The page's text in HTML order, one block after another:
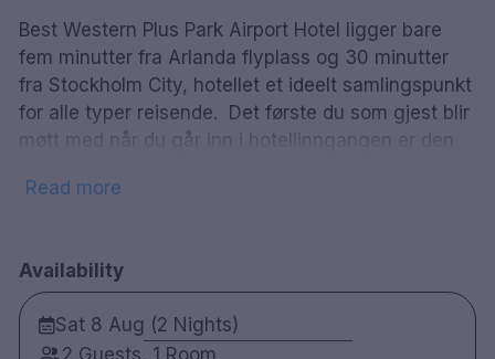
Best Western Plus Park Airport Hotel ligger bare
fem minutter fra Arlanda flyplass og 30 minutter
fra Stockholm City, hotellet et ideelt samlingspunkt
for alle typer reisende. Det første du som gjest blir
møtt med når du går inn i hotellinngangen er den
Dette er hjertet av hotellet, og her vil du dvele for å
ønsker å være aktiv under oppholdet, er det
muligheter for trening i hotellets velutstyrte
treningsstudio, for å forbedre formen med en
Read more
Availability
Sat 8 Aug (2 Nights)
2 Guests, 1 Room